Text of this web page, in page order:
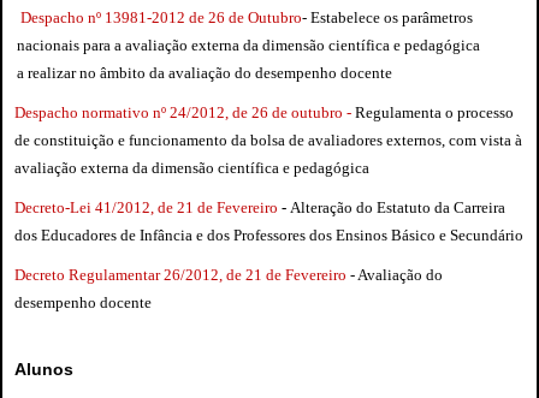
Despacho nº 13981-2012 de 26 de Outubro- Estabelece os parâmetros
nacionais para a avaliação externa da dimensão científica e pedagógica
a realizar no âmbito da avaliação do desempenho docente
Despacho normativo nº 24/2012, de 26 de outubro - Regulamenta o processo
de constituição e funcionamento da bolsa de avaliadores externos, com vista à
avaliação externa da dimensão científica e pedagógica
Decreto-Lei 41/2012, de 21 de Fevereiro - Alteração do Estatuto da Carreira
dos Educadores de Infância e dos Professores dos Ensinos Básico e Secundário
Decreto Regulamentar 26/2012, de 21 de Fevereiro - Avaliação do
desempenho docente
Alunos